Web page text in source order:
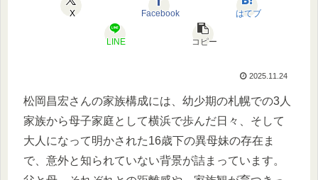
X Facebook はてブ
LINE コピー
2025.11.24
松岡昌宏さんの家族構成には、幼少期の札幌での3人
家族から母子家庭として横浜で歩んだ日々、そして
大人になって明かされた16歳下の異母妹の存在ま
で、意外と知られていない背景が詰まっています。